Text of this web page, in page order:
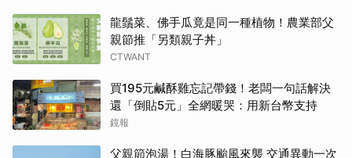
龍鬚菜、佛手瓜竟是同一種植物！農業部父
親節推「另類親子丼」
CTWANT
買195元鹹酥雞忘記帶錢！老闆一句話解決
還「倒貼5元」全網暖哭：用新台幣支持
鏡報
父親節泡湯！白海豚颱風來襲 交通異動一次